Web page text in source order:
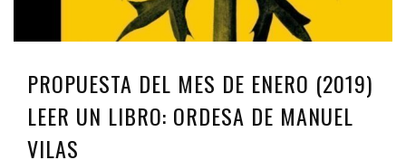
PROPUESTA DEL MES DE ENERO (2019)
LEER UN LIBRO: ORDESA DE MANUEL
VILAS